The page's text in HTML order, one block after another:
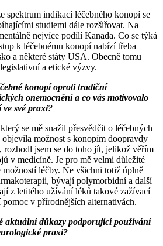
spektrum indikací léčebného konopí se
studiemi dále rozšiřovat. Na
nejvíce podílí Kanada. Co se týká
k léčebnému konopí nabízí třeba
a některé státy USA. Obecně tomu
a etické výzvy.
konopí oproti tradiční
onemocnění a co vás motivovalo
ve své praxi?
se mě snažil přesvědčit o léčebných
možnost s konopím doopravdy
rozhodl jsem se do toho jít, jelikož věřím
v medicíně. Je pro mě velmi důležité
léčby. Ne všichni totiž úplně
bývají polymorbidní a další
z letitého užívání léků takové zažívací
v přírodnějších alternativách.
aktuální důkazy podporující používání
praxi?